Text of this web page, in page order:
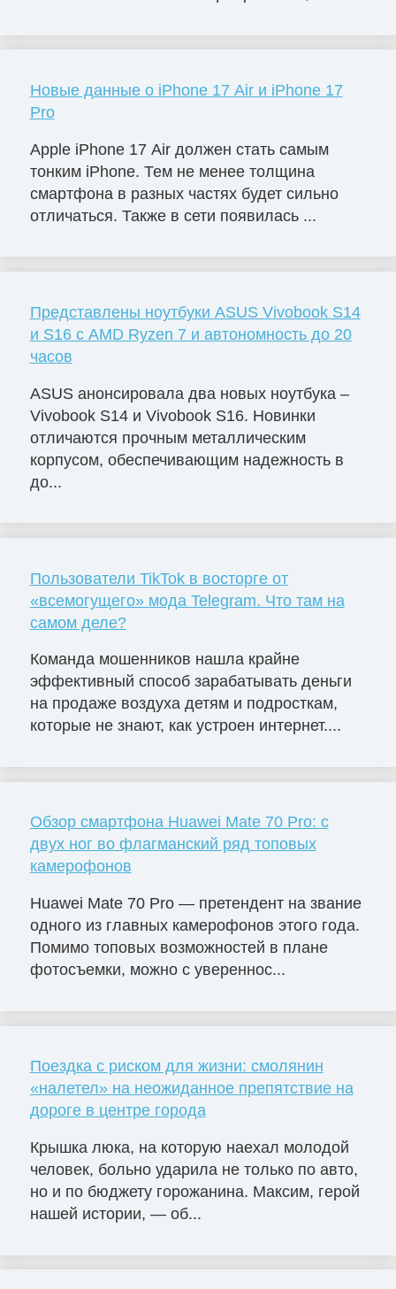
Новые данные о iPhone 17 Air и iPhone 17
Pro
Apple iPhone 17 Air должен стать самым
тонким iPhone. Тем не менее толщина
смартфона в разных частях будет сильно
отличаться. Также в сети появилась ...
Представлены ноутбуки ASUS Vivobook S14
и S16 с AMD Ryzen 7 и автономность до 20
часов
ASUS анонсировала два новых ноутбука –
Vivobook S14 и Vivobook S16. Новинки
отличаются прочным металлическим
корпусом, обеспечивающим надежность в
до...
Пользователи TikTok в восторге от
«всемогущего» мода Telegram. Что там на
самом деле?
Команда мошенников нашла крайне
эффективный способ зарабатывать деньги
на продаже воздуха детям и подросткам,
которые не знают, как устроен интернет....
Обзор смартфона Huawei Mate 70 Pro: с
двух ног во флагманский ряд топовых
камерофонов
Huawei Mate 70 Pro — претендент на звание
одного из главных камерофонов этого года.
Помимо топовых возможностей в плане
фотосъемки, можно с увереннос...
Поездка с риском для жизни: смолянин
«налетел» на неожиданное препятствие на
дороге в центре города
Крышка люка, на которую наехал молодой
человек, больно ударила не только по авто,
но и по бюджету горожанина. Максим, герой
нашей истории, — об...